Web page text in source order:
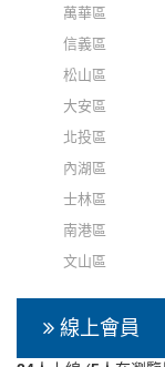
萬華區
信義區
松山區
大安區
北投區
內湖區
士林區
南港區
文山區
線上會員